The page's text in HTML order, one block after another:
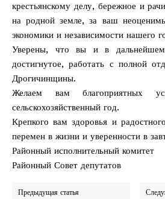
крестьянскому делу, бережное и
на родной земле, за ваш
экономики и независимости нашего
Уверены, что вы и в дальнейшем
достигнутое, работать с полной
Дрогичинщины.
Желаем вам благоприятных
сельскохозяйственный год.
Крепкого вам здоровья и
перемен в жизни и уверенности в
Районный исполнительный комитет
Районный Совет депутатов
Предыдущая статья